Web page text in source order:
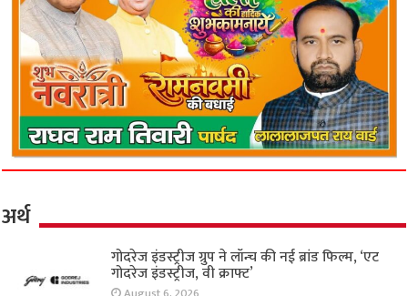
अर्थ
गोदरेज इंडस्ट्रीज ग्रुप ने लॉन्च की नई ब्रांड फिल्म, ‘एट
गोदरेज इंडस्ट्रीज, वी क्राफ्ट’